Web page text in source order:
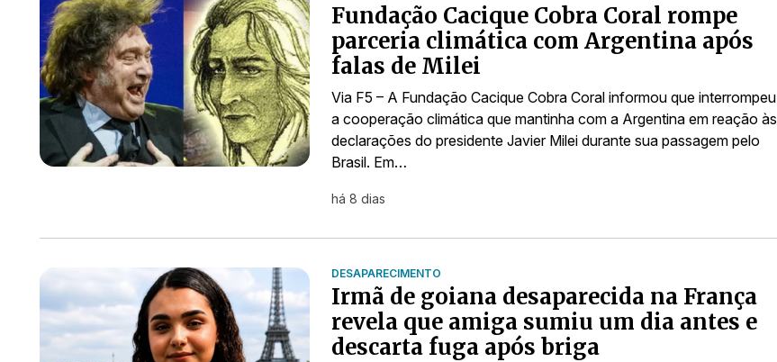
Fundação Cacique Cobra Coral rompe
parceria climática com Argentina após
falas de Milei
Via F5 – A Fundação Cacique Cobra Coral informou que interrompeu
a cooperação climática que mantinha com a Argentina em reação às
declarações do presidente Javier Milei durante sua passagem pelo
Brasil. Em…
há 8 dias
DESAPARECIMENTO
Irmã de goiana desaparecida na França
revela que amiga sumiu um dia antes e
descarta fuga após briga